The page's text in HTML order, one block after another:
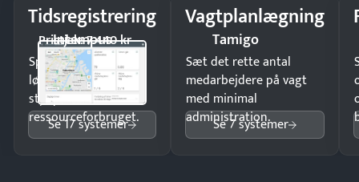
Tidsregistrering
Intempus
Pristjek: 7.440 kr
Spar tid på
lønberegning og få
styr på
ressourceforbruget.
Se 17 systemer
Vagtplanlægning
Tamigo
Sæt det rette antal
medarbejdere på vagt
med minimal
administration.
Se 7 systemer